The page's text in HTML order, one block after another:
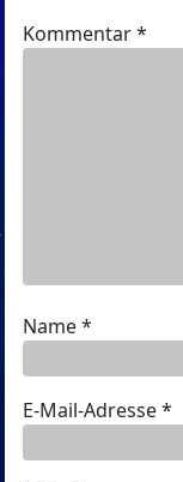
Kommentar*
Name*
E-Mail-Adresse*